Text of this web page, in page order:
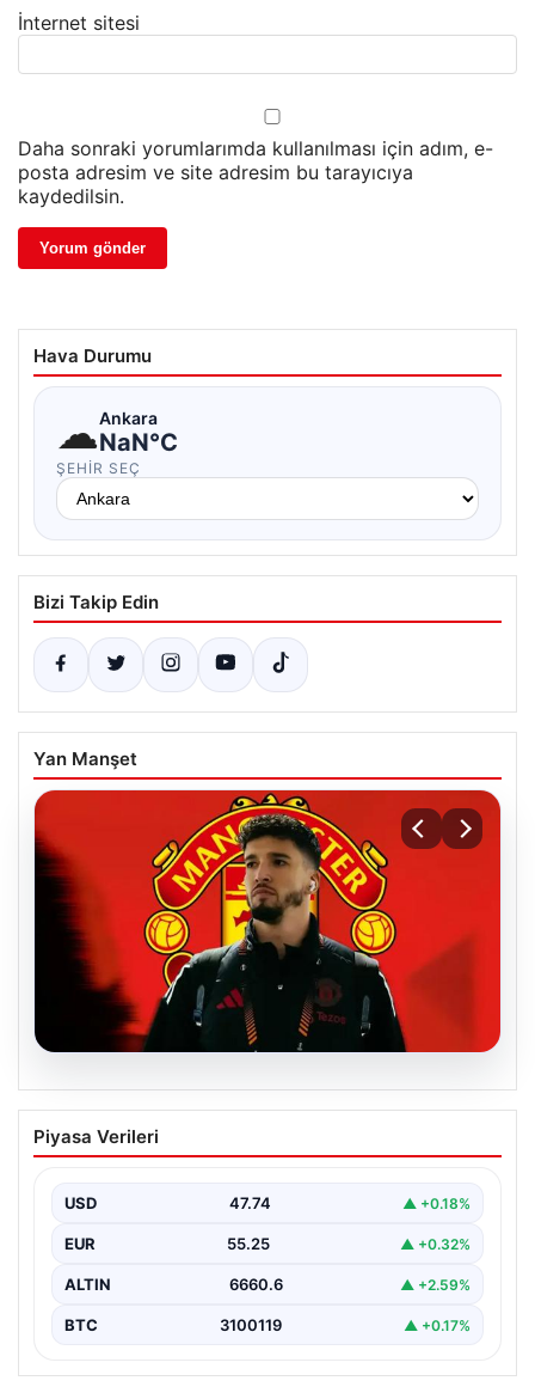
İnternet sitesi
Daha sonraki yorumlarımda kullanılması için adım, e-
posta adresim ve site adresim bu tarayıcıya
kaydedilsin.
Hava Durumu
☁Ankara
NaN°C
ŞEHIR SEÇ
Bizi Takip Edin
Yan Manşet
07.08.2026
Manchester United resmen duyurdu!
Altay Bayındır’ın yeni adresi belli oldu
Piyasa Verileri
USD 47.74 ▲ +0.18%
EUR 55.25 ▲ +0.32%
ALTIN 6660.6 ▲ +2.59%
BTC 3100119 ▲ +0.17%